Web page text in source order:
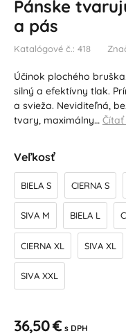
Pánske
a pás
Katalógové č.: 418
Účinok plochého
silný a efektívny tlak.
a svieža. Neviditeľná,
tvary, maximálny…
Veľkosť
BIELA S CIERNA S
SIVA M BIELA L
CIERNA XL SIVA XL
SIVA XXL
36,50 € s DPH